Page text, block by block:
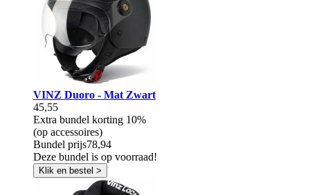
VINZ Duoro - Mat Zwart
45,55
Extra bundel korting 10%
(op accessoires)
Bundel prijs78,94
Deze bundel is op voorraad!
Klik en bestel >